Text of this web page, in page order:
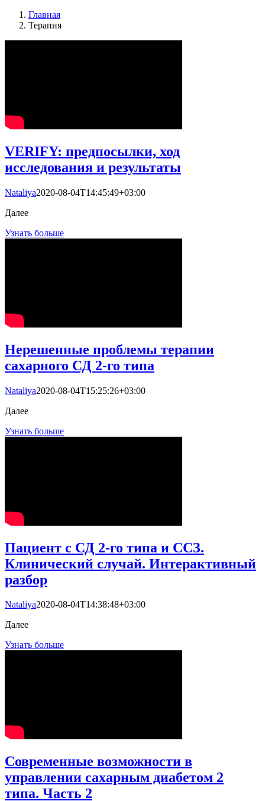
Главная
Терапия
VERIFY: предпосылки, ход
исследования и результаты
Nataliya2020-08-04T14:45:49+03:00
Далее
Узнать больше
Нерешенные проблемы терапии
сахарного СД 2-го типа
Nataliya2020-08-04T15:25:26+03:00
Далее
Узнать больше
Пациент с СД 2-го типа и ССЗ.
Клинический случай. Интерактивный
разбор
Nataliya2020-08-04T14:38:48+03:00
Далее
Узнать больше
Современные возможности в
управлении сахарным диабетом 2
типа. Часть 2